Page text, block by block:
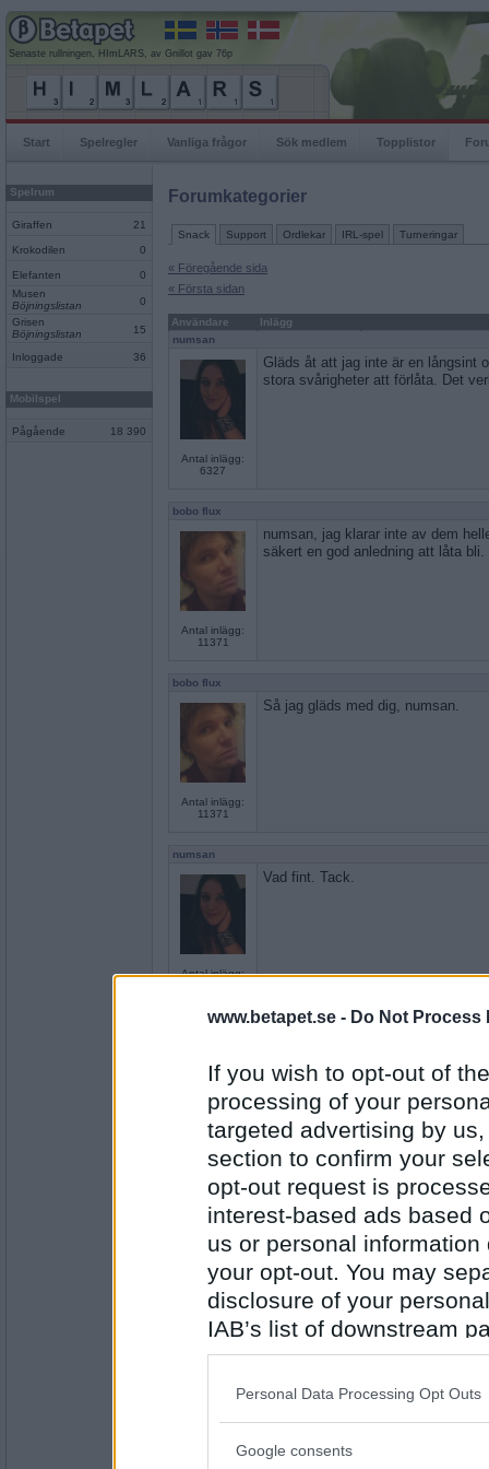
www.betapet.se - Do Not Process
If you wish to opt-out of
processing of your
targeted advertising by
section to confirm your
opt-out request is
interest-based ads based
us or personal
your opt-out. You may
disclosure of your
IAB’s list of downstream
also be disclosed by us
Downstream Participants
Please note that this
Personal Data Processing Opt Outs
Google consents
Senaste rullningen, HImLARS, av Gnillot gav 76p
Start Spelregler Vanliga frågor Sök medlem Topplistor
Spelrum
Giraffen 21
Krokodilen 0
Elefanten
0
Musen
Böjningslistan
0
Grisen
Böjningslistan
15
Inloggade 36
Mobilspel
Pågående 18 390
Forumkategorier
Snack Support Ordlekar IRL-spel Turneringar
« Föregående sida
« Första sidan
Användare
Inlägg
numsan
Antal inlägg:
6327
Gläds åt att jag inte är en långsint
stora svårigheter att förlåta. Det
bobo flux
Antal inlägg:
11371
numsan, jag klarar inte av dem
säkert en god anledning att låta bli.
bobo flux
Antal inlägg:
11371
Så jag gläds med dig, numsan.
numsan
Antal inlägg:
Vad fint. Tack.
bobo flux
Antal inlägg:
11371
mig på det i den här tråden.
To the Småsaker jag gläder mig åt-
upload.wikimedia.org...hu mb/c/cb/
,_oil_on_canvas_painting_
_1891,_Art_Gallery_of_New
ive_L'Empereur',_oil_on_c
ouard_Detaille,_1891,_Art
Sablar, den här länken skulle jag
Läderlappen-slapstick åt helvete...
farm3.static.flickr....55 896a.jpg
Resurrection - Ej medlem längre
gläder mig åt micropop och en